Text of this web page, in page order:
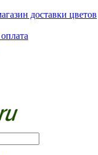
доставки цветов